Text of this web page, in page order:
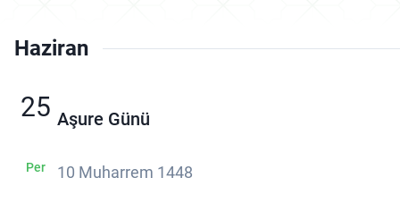
Haziran
25
Per
Aşure Günü
10 Muharrem 1448